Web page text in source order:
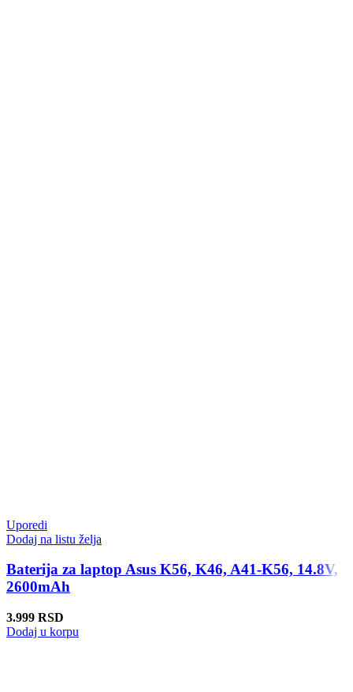
Uporedi
Dodaj na listu želja
Baterija za laptop Asus K56, K46, A41-K56, 14.8V,
2600mAh
3.999 RSD
Dodaj u korpu